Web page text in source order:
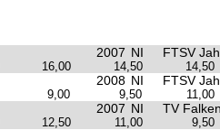
2007 NI FTSV
16,00 14,50 14,50
2008 NI FTSV
9,00 9,50 11,00
2007 NI TV
12,50 11,00 9,50